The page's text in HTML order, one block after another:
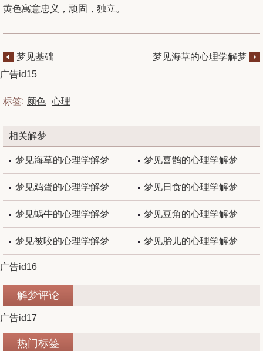
黄色寓意忠义，顽固，独立。
梦见基础
梦见海草的心理学解梦
广告id15
标签: 颜色 心理
相关解梦
梦见海草的心理学解梦 梦见喜鹊的心理学解梦
梦见鸡蛋的心理学解梦 梦见日食的心理学解梦
梦见蜗牛的心理学解梦 梦见豆角的心理学解梦
梦见被咬的心理学解梦 梦见胎儿的心理学解梦
广告id16
解梦评论
广告id17
热门标签